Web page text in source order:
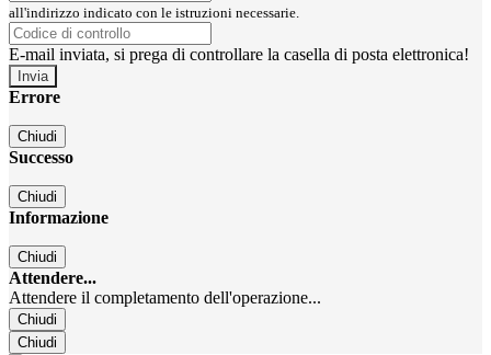
all'indirizzo indicato con le istruzioni necessarie.
E-mail inviata, si prega di controllare la casella di posta elettronica!
Errore
Chiudi
Successo
Chiudi
Informazione
Chiudi
Attendere...
Attendere il completamento dell'operazione...
Chiudi
Chiudi